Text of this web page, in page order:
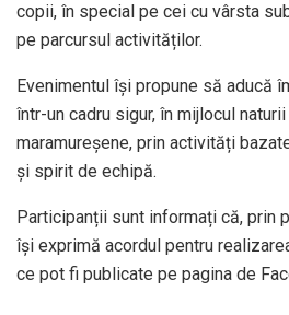
copii, în special pe cei cu vârsta
pe parcursul activităților.
Evenimentul își propune să aducă
într-un cadru sigur, în mijlocul
maramureșene, prin activități
și spirit de echipă.
Participanții sunt informați că, prin
își exprimă acordul pentru
ce pot fi publicate pe pagina de